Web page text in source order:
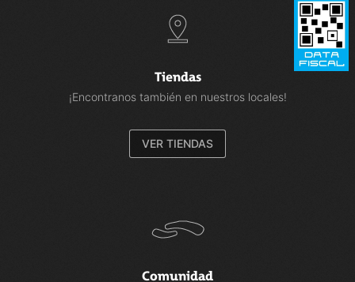
Tiendas
¡Encontranos también en nuestros locales!
VER TIENDAS
Comunidad